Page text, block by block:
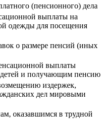
(пенсионного) дела
выплаты на
одежды для посещения
о размере пенсий (иных
выплаты
и получающим пенсию
издержек,
дел мировыми
оказавшимся в трудной